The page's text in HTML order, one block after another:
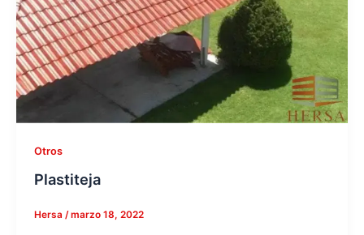
Otros
Plastiteja
Hersa /marzo 18, 2022